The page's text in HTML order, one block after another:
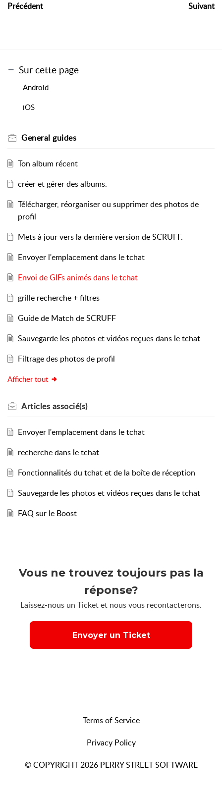
Précédent Suivant
Sur cette page
Android
iOS
General guides
Ton album récent
créer et gérer des albums.
Télécharger, réorganiser ou supprimer des photos de
profil
Mets à jour vers la dernière version de SCRUFF.
Envoyer l'emplacement dans le tchat
Envoi de GIFs animés dans le tchat
grille recherche + filtres
Guide de Match de SCRUFF
Sauvegarde les photos et vidéos reçues dans le tchat
Filtrage des photos de profil
Afficher tout
Articles associé(s)
Envoyer l'emplacement dans le tchat
recherche dans le tchat
Fonctionnalités du tchat et de la boîte de réception
Sauvegarde les photos et vidéos reçues dans le tchat
FAQ sur le Boost
Vous ne trouvez toujours pas la
réponse?
Laissez-nous un Ticket et nous vous recontacterons.
Envoyer un Ticket
Terms of Service
Privacy Policy
© COPYRIGHT 2026 PERRY STREET SOFTWARE